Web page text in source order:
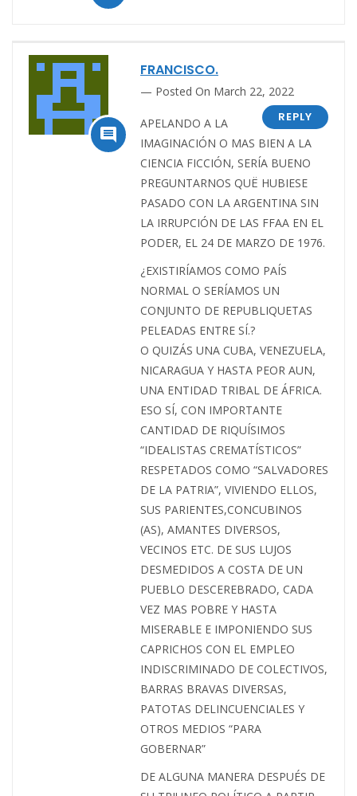

FRANCISCO.
Posted On March 22, 2022
REPLY
APELANDO A LA
IMAGINACIÓN O MAS BIEN A LA
CIENCIA FICCIÓN, SERÍA BUENO
PREGUNTARNOS QUË HUBIESE
PASADO CON LA ARGENTINA SIN
LA IRRUPCIÓN DE LAS FFAA EN EL
PODER, EL 24 DE MARZO DE 1976.
¿EXISTIRÍAMOS COMO PAÍS
NORMAL O SERÍAMOS UN
CONJUNTO DE REPUBLIQUETAS
PELEADAS ENTRE SÍ.?
O QUIZÁS UNA CUBA, VENEZUELA,
NICARAGUA Y HASTA PEOR AUN,
UNA ENTIDAD TRIBAL DE ÁFRICA.
ESO SÍ, CON IMPORTANTE
CANTIDAD DE RIQUÍSIMOS
“IDEALISTAS CREMATÍSTICOS”
RESPETADOS COMO “SALVADORES
DE LA PATRIA”, VIVIENDO ELLOS,
SUS PARIENTES,CONCUBINOS
(AS), AMANTES DIVERSOS,
VECINOS ETC. DE SUS LUJOS
DESMEDIDOS A COSTA DE UN
PUEBLO DESCEREBRADO, CADA
VEZ MAS POBRE Y HASTA
MISERABLE E IMPONIENDO SUS
CAPRICHOS CON EL EMPLEO
INDISCRIMINADO DE COLECTIVOS,
BARRAS BRAVAS DIVERSAS,
PATOTAS DELINCUENCIALES Y
OTROS MEDIOS “PARA
GOBERNAR”
DE ALGUNA MANERA DESPUÉS DE